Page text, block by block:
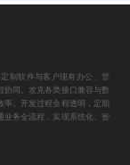
制软件与客户现有办公、管
协同。攻克各类接口兼容与数
。开发过程全程透明，定期
业务全流程，实现系统化、智